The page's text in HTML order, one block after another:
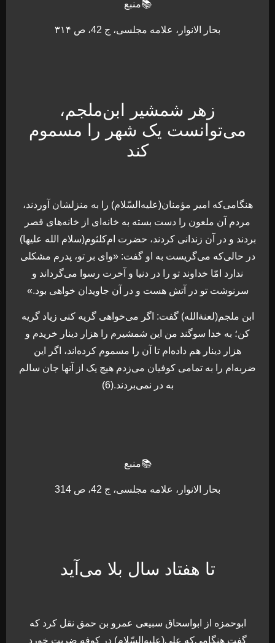
📚منبع
بحار الانوار، علامه مجلسی، ج 42، ص ۳۱۴
زهر شمشیر ابن‌ملجم،
می‌توانست یک شهر را مسموم
کند
هنگامی‌که امیر مؤمنان(علیه‌السّلام) را به منزلشان آوردند،
مردم آن ملعون را دست بسته به خانه‌ای از خانه‌های قصر
بردند و در آن زندانی کردند، حضرت ام‌کلثوم(سلام الله علیها)
در حالی‌که می‌گریست به او گفت: «وای بر تو، پدرم مشکلی
ندارد امّا خداوند تو را در دنیا و آخرت رسوا می‌گرداند و
سرنوشت تو در آتش هست و در آن جاویدان خواهی بود.»
ابن ملجم(لعنةالله) گفت: اگر می‌خواهی گریه کنی زیاد گریه
کن؛ به خدا سوگند من این شمشیرم را هزار دینار خریدم و
هزار دینار هم داده‌ام تا آن را مسموم کرده‌اند، اگر این
ضربه‌ام را به تمامی کوفیان می‌زدم هیچ یک از آنها جان سالم
به در نمی‌بردند.(6)
📚منبع
بحار الانوار، علامه مجلسی، ج 42، ص 314
تا هفتاد سال بلا می‌آید
ابوحمزه از ابواسحاق سبیعی عمرو بن حمق نقل کرد که
گفت هنگامی‌که علی(علیه‌السّلام) در کوفه ضربت خورد